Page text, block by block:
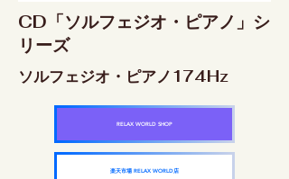
CD「ソルフェジオ・ピアノ」シ
リーズ
ソルフェジオ・ピアノ174Hz
RELAX WORLD SHOP
楽天市場 RELAX WORLD店